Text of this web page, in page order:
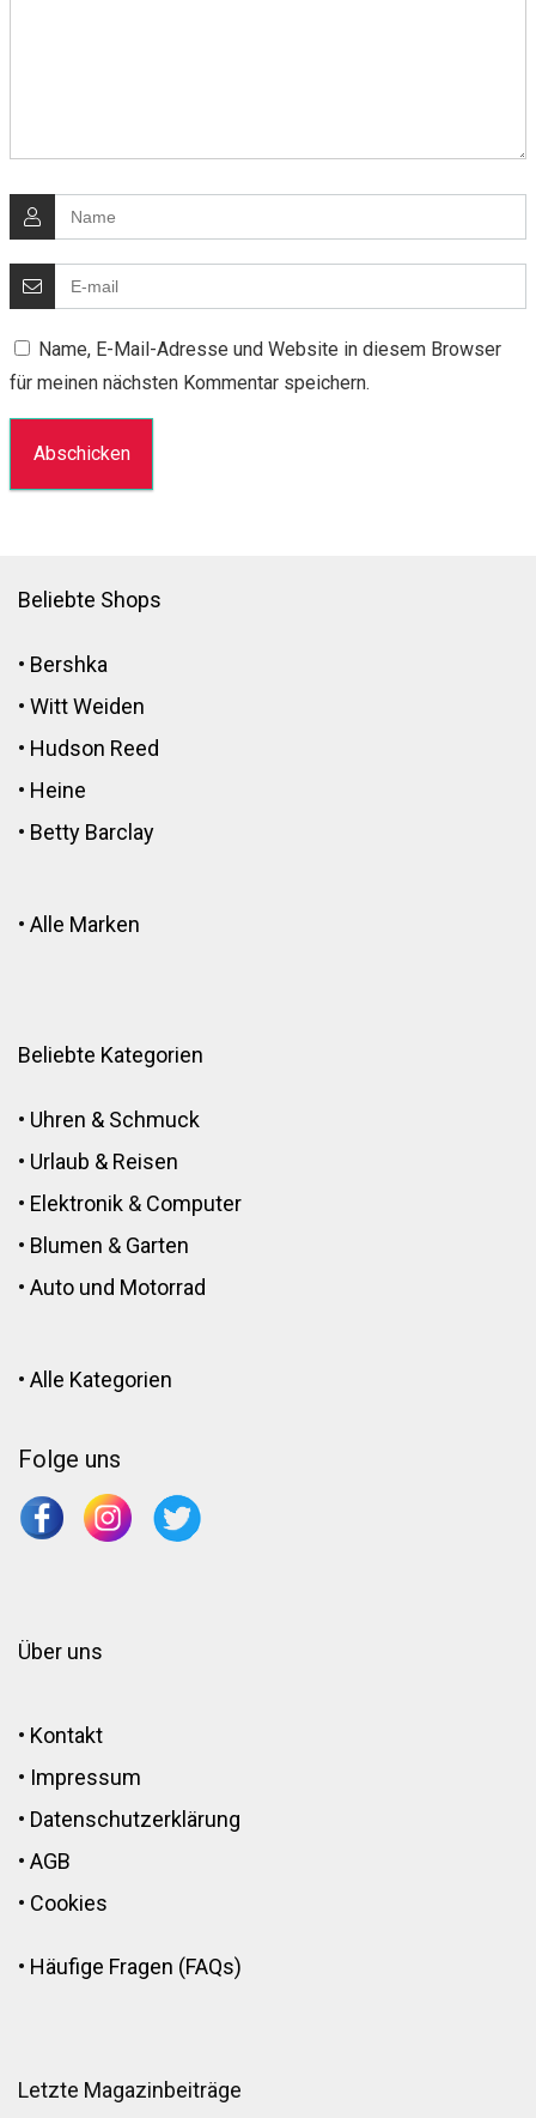
Name, E-Mail-Adresse und Website in diesem Browser
für meinen nächsten Kommentar speichern.
Beliebte Shops
• Bershka
• Witt Weiden
• Hudson Reed
• Heine
• Betty Barclay
• Alle Marken
Beliebte Kategorien
• Uhren & Schmuck
• Urlaub & Reisen
• Elektronik & Computer
• Blumen & Garten
• Auto und Motorrad
• Alle Kategorien
Folge uns
Über uns
• Kontakt
• Impressum
• Datenschutzerklärung
• AGB
• Cookies
• Häufige Fragen (FAQs)
Letzte Magazinbeiträge